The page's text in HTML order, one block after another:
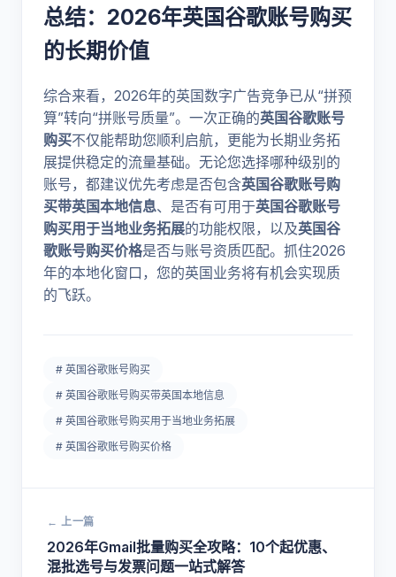
总结：2026年英国谷歌账号购买
的长期价值
综合来看，2026年的英国数字广告竞争已从“拼预
算”转向“拼账号质量”。一次正确的英国谷歌账号
购买不仅能帮助您顺利启航，更能为长期业务拓
展提供稳定的流量基础。无论您选择哪种级别的
账号，都建议优先考虑是否包含英国谷歌账号购
买带英国本地信息、是否有可用于英国谷歌账号
购买用于当地业务拓展的功能权限，以及英国谷
歌账号购买价格是否与账号资质匹配。抓住2026
年的本地化窗口，您的英国业务将有机会实现质
的飞跃。
# 英国谷歌账号购买
# 英国谷歌账号购买带英国本地信息
# 英国谷歌账号购买用于当地业务拓展
# 英国谷歌账号购买价格
← 上一篇
2026年Gmail批量购买全攻略：10个起优惠、
混批选号与发票问题一站式解答